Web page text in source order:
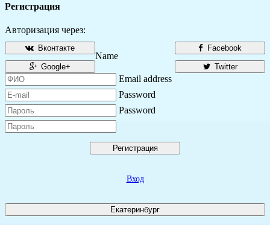
Регистрация
Авторизация через:
Facebook
Вконтакте
Twitter
Google+
Name
Email address
Password
Password
Регистрация
Вход
Екатеринбург